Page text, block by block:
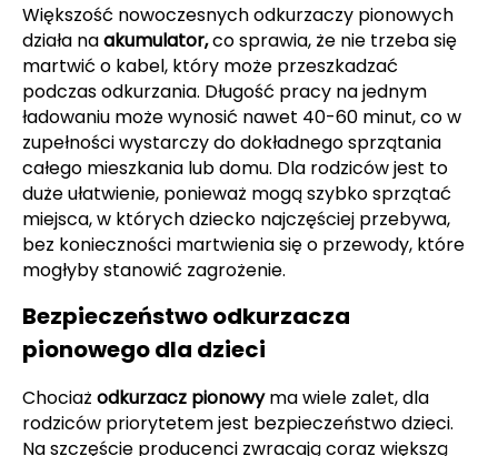
Większość nowoczesnych odkurzaczy pionowych
działa naakumulator,co sprawia, że nie trzeba się
martwić o kabel, który może przeszkadzać
podczas odkurzania. Długość pracy na jednym
ładowaniu może wynosić nawet 40-60 minut, co w
zupełności wystarczy do dokładnego sprzątania
całego mieszkania lub domu. Dla rodziców jest to
duże ułatwienie, ponieważ mogą szybko sprzątać
miejsca, w których dziecko najczęściej przebywa,
bez konieczności martwienia się o przewody, które
mogłyby stanowić zagrożenie.
Bezpieczeństwo odkurzacza
pionowego dla dzieci
Chociaż odkurzacz pionowyma wiele zalet, dla
rodziców priorytetem jest bezpieczeństwo dzieci.
Na szczęście producenci zwracają coraz większą